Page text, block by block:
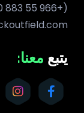
(+966 55 883 1830)
يتبع معنا: